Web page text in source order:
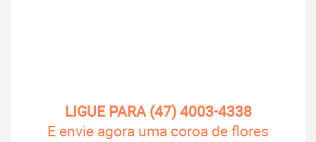
LIGUE PARA (47) 4003-4338
E envie agora uma coroa de flores